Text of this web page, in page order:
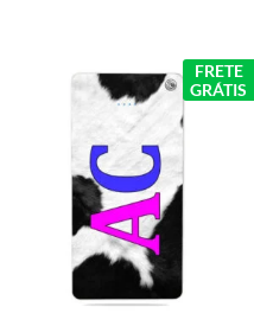
FRETE
GRÁTIS
O
preço
original
era:
R$ 199,90.
O
preço
é: